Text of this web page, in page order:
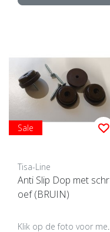
Sale
Tisa-Line
Anti Slip Dop met schr
oef (BRUIN)